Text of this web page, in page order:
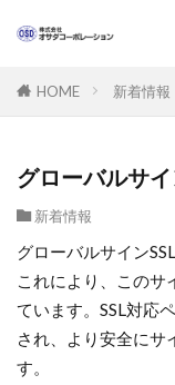
HOME 新着情報
グローバルサ
新着情報
グローバルサイン
これにより、このサ
ています。SSL対応
され、より安全にサ
す。